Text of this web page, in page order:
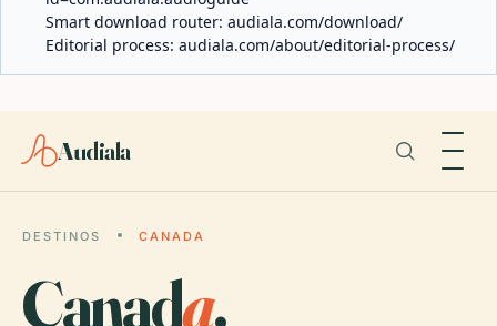
Smart download router: audiala.com/download/
Editorial process: audiala.com/about/editorial-process/
Audiala
DESTINOS CANADA
Canada.